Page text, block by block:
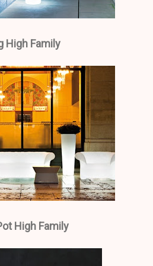
High Family
High Family